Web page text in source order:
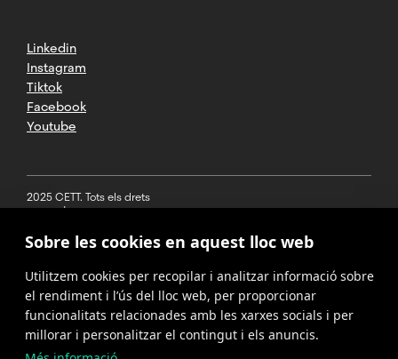
Linkedin
Instagram
Tiktok
Facebook
Youtube
2025 CETT. Tots els drets
reservats
Avís legal
Política de
privacitat
Cookies
Sobre les cookies en aquest lloc web
Utilitzem cookies per recopilar i analitzar informació sobre
el rendiment i l’ús del lloc web, per proporcionar
funcionalitats relacionades amb les xarxes socials i per
millorar i personalitzar el contingut i els anuncis.